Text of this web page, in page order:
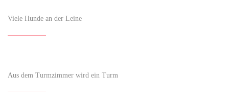
Viele Hunde an der Leine
Aus dem Turmzimmer wird ein Turm